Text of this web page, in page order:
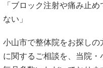
「ブロック注射や痛み止
ない」
小山市で整体院をお探しの
に関するご相談を、当院・